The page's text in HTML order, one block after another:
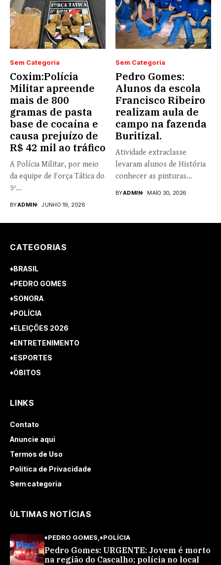
Sem Categoria
Coxim:Polícia
Militar apreende
mais de 800
gramas de pasta
base de cocaína e
causa prejuízo de
R$ 42 mil ao tráfico
A Polícia Militar, por meio
da equipe de Força Tática do
5º...
BYADMIN JUNHO 19, 2026
Sem Categoria
Pedro Gomes:
Alunos da escola
Francisco Ribeiro
realizam aula de
campo na fazenda
Buritizal.
Atividade extraclasse
levaram alunos de História
conhecer as pinturas
BYADMIN MAIO 30, 2026
CATEGORIAS
♦BRASIL
♦PEDRO GOMES
♦SONORA
♦POLÍCIA
♦ELEIÇÕES 2026
♦ENTRETENIMENTO
♦ESPORTES
♦ÓBITOS
LINKS
Contato
Anuncie aqui
Termos de Uso
Política de Privacidade
Sem categoria
ÙLTIMAS NOTÍCIAS
♦PEDRO GOMES ♦POLÍCIA
Pedro Gomes: URGENTE: Jovem é morto
na região do Cascalho; polícia no local